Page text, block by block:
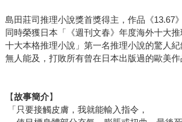
島田莊司推理小說獎首獎得主，作品《13.67
同時榮獲日本「《週刊文春》年度海外十大
十大本格推理小說」第一名推理小說的驚人
無人能及，打敗所有曾在日本出版過的歐美作
【故事簡介】
「只要接觸皮膚，我就能輸入指令，